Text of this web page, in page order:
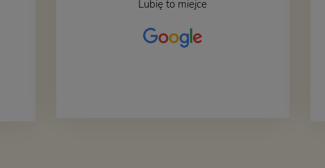
Lubię to miejce